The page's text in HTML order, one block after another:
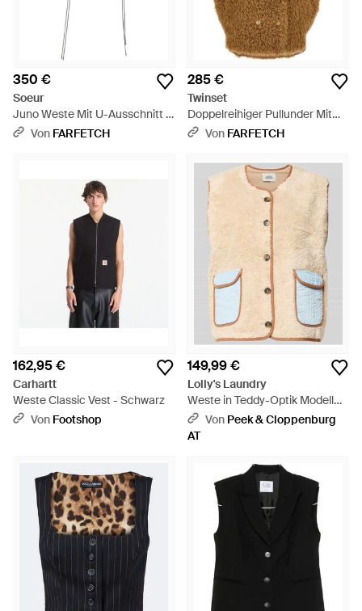
350 €
Soeur
Juno Weste Mit U-Ausschnitt -
GrauVon FARFETCH
285 €
Twinset
Doppelreihiger Pullunder Mit
Teddy-Effekt - Braun
Von FARFETCH
162,95 €
Carhartt
Weste Classic Vest - Schwarz
Von Footshop
149,99 €
Lolly's Laundry
Weste in Teddy-Optik Modell
'Jace' - Natur
Von Peek & Cloppenburg
AT